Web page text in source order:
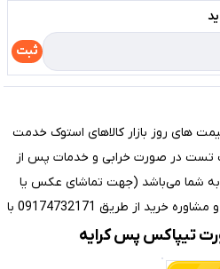
ثبت
های روز بازار کالاهای استوک خدمت
با 7 روز مهلت تست در صورت خرابی و خدمات پس از
به شما می‌باشد (جهت تماشای عکس یا
فیلم کالای موردنظرتان، راهنمایی و مشاوره خرید از طریق 09174732171 با
تیپاکس پس کرایه